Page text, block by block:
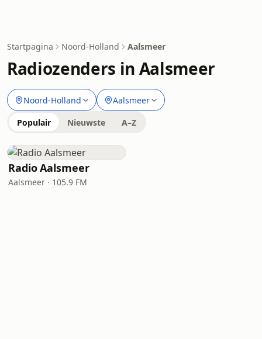
Startpagina Noord-Holland Aalsmeer
Radiozenders in Aalsmeer
Noord-Holland Aalsmeer
Populair Nieuwste A–Z
Radio Aalsmeer
Aalsmeer · 105.9 FM